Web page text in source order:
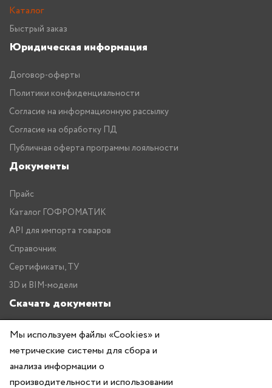
Каталог
Быстрый заказ
Юридическая информация
Договор-оферты
Политики конфиденциальности
Согласие на информационную рассылку
Согласие на обработку ПД
Публичная оферта программы лояльности
Документы
Прайс
Каталог ГОФРОМАТИК
API для импорта товаров
Справочник
Сертификаты, ТУ
3D и BIM-модели
Скачать документы
Прайс
Каталог ГОФРОМАТИК
Мы используем файлы «Cookies» и
метрические системы для сбора и
анализа информации о
производительности и использовании